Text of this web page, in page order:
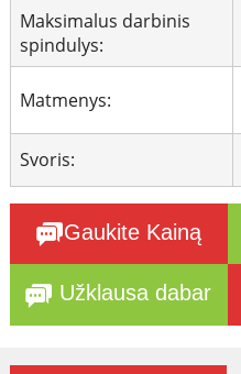
Maksimalus darbinis
spindulys:
Matmenys:
Svoris:
Gaukite Kainą
Užklausa dabar